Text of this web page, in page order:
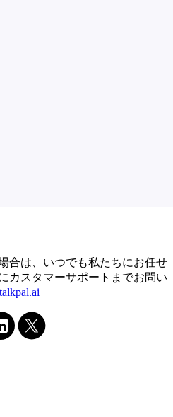
合は、いつでも私たちにお任せ
カスタマーサポートまでお問い